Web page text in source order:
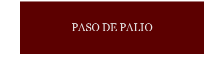
PASO DE PALIO